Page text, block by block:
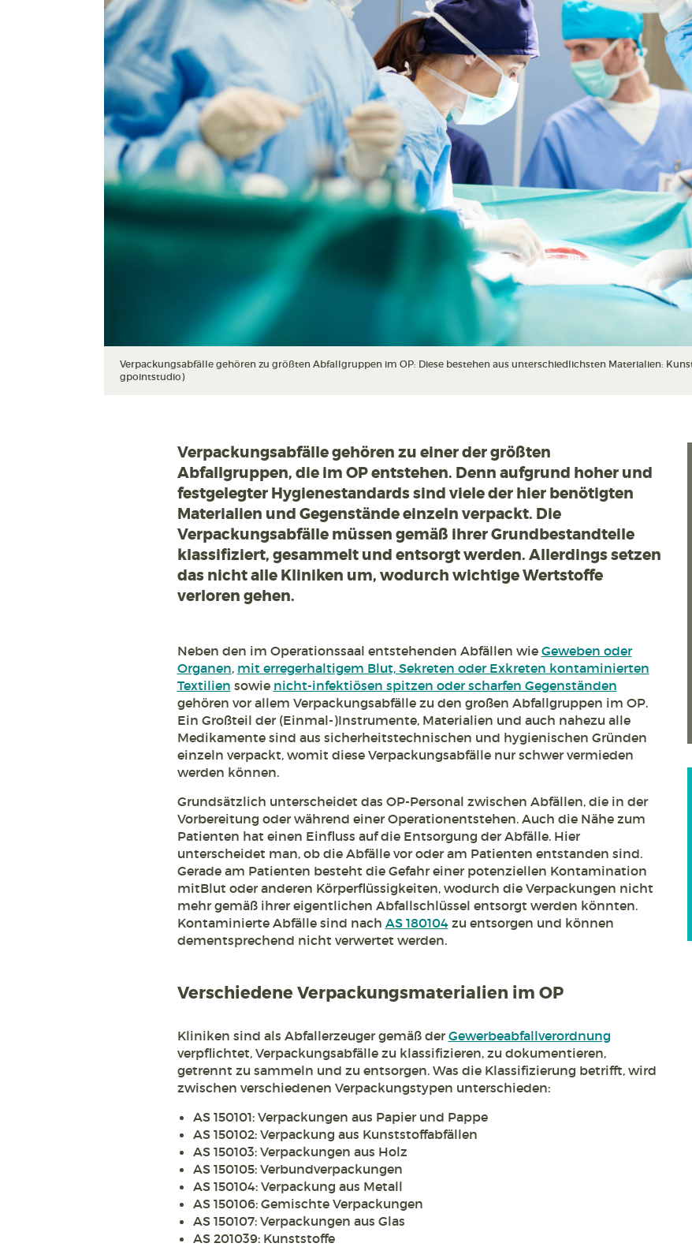
Verpackungsabfälle gehören zu größten Abfallgruppen im OP: Diese bestehen aus unterschiedlichsten Materialien:
gpointstudio)
Verpackungsabfälle gehören zu einer der größten
Abfallgruppen, die im OP entstehen. Denn aufgrund hoher und
festgelegter Hygienestandards sind viele der hier benötigten
Materialien und Gegenstände einzeln verpackt. Die
Verpackungsabfälle müssen gemäß ihrer Grundbestandteile
klassifiziert, gesammelt und entsorgt werden. Allerdings setzen
das nicht alle Kliniken um, wodurch wichtige Wertstoffe
verloren gehen.
Neben den im Operationssaal entstehenden Abfällen wie Geweben oder
Organen, mit erregerhaltigem Blut, Sekreten oder Exkreten kontaminierten
Textilien sowie nicht-infektiösen spitzen oder scharfen Gegenständen
gehören vor allem Verpackungsabfälle zu den großen Abfallgruppen im OP.
Ein Großteil der (Einmal-)Instrumente, Materialien und auch nahezu alle
Medikamente sind aus sicherheitstechnischen und hygienischen Gründen
einzeln verpackt, womit diese Verpackungsabfälle nur schwer vermieden
werden können.
Grundsätzlich unterscheidet das OP-Personal zwischen Abfällen, die in der
Vorbereitung oder während einer Operationentstehen. Auch die Nähe zum
Patienten hat einen Einfluss auf die Entsorgung der Abfälle. Hier
unterscheidet man, ob die Abfälle vor oder am Patienten entstanden sind.
Gerade am Patienten besteht die Gefahr einer potenziellen Kontamination
mitBlut oder anderen Körperflüssigkeiten, wodurch die Verpackungen nicht
mehr gemäß ihrer eigentlichen Abfallschlüssel entsorgt werden könnten.
Kontaminierte Abfälle sind nach AS 180104zu entsorgen und können
dementsprechend nicht verwertet werden.
Verschiedene Verpackungsmaterialien im OP
Kliniken sind als Abfallerzeuger gemäß derGewerbeabfallverordnung
verpflichtet, Verpackungsabfälle zu klassifizieren, zu dokumentieren,
getrennt zu sammeln und zu entsorgen. Was die Klassifizierung betrifft, wird
zwischen verschiedenen Verpackungstypen unterschieden:
AS 150101: Verpackungen aus Papier und Pappe
AS 150102: Verpackung aus Kunststoffabfällen
AS 150103: Verpackungen aus Holz
AS 150105: Verbundverpackungen
AS 150104: Verpackung aus Metall
AS 150106: Gemischte Verpackungen
AS 150107: Verpackungen aus Glas
AS 201039: Kunststoffe